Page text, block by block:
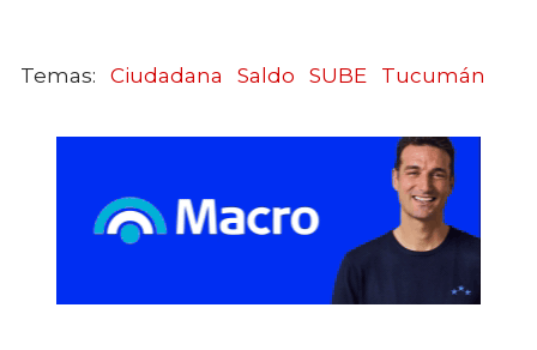
Ciudadana Saldo SUBE Tucumán